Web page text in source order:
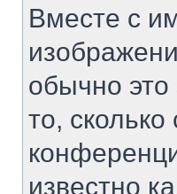
Вместе с
обычно это
то,
известно